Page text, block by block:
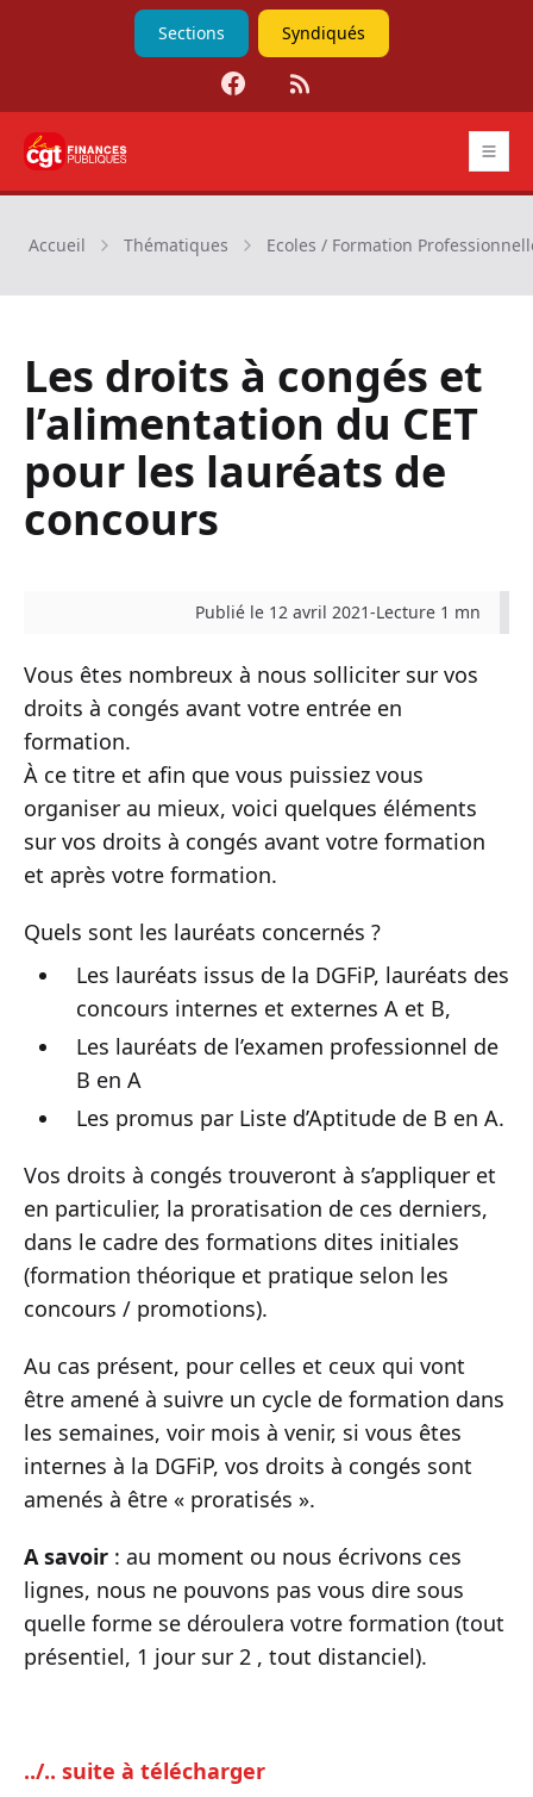
Sections Syndiqués
Facebook
RSS
CGT Finances publiques
Accueil Thématiques Ecoles / Formation
Les droits à congés et
l’alimentation du CET
pour les lauréats de
concours
Publié le 12 avril 2021-Lecture 1 mn
Vous êtes nombreux à nous solliciter sur vos
droits à congés avant votre entrée en
formation.
À ce titre et afin que vous puissiez vous
organiser au mieux, voici quelques éléments
sur vos droits à congés avant votre formation
et après votre formation.
Quels sont les lauréats concernés ?
Les lauréats issus de la DGFiP, lauréats des
concours internes et externes A et B,
Les lauréats de l’examen professionnel de
B en A
Les promus par Liste d’Aptitude de B en A.
Vos droits à congés trouveront à s’appliquer et
en particulier, la proratisation de ces derniers,
dans le cadre des formations dites initiales
(formation théorique et pratique selon les
concours / promotions).
Au cas présent, pour celles et ceux qui vont
être amené à suivre un cycle de formation dans
les semaines, voir mois à venir, si vous êtes
internes à la DGFiP, vos droits à congés sont
amenés à être « proratisés ».
A savoir : au moment ou nous écrivons ces
lignes, nous ne pouvons pas vous dire sous
quelle forme se déroulera votre formation (tout
présentiel, 1 jour sur 2 , tout distanciel).
../.. suite à télécharger